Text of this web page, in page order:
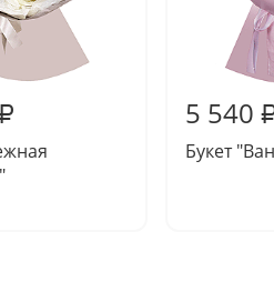
5 540
Букет